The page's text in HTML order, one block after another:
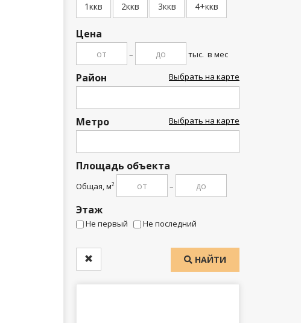
1ккв 2ккв 3ккв 4+ккв
Цена
– тыс. в мес
Район Выбрать на карте
Метро Выбрать на карте
Площадь объекта
Общая, м2 –
Этаж
Не первый Не последний
НАЙТИ